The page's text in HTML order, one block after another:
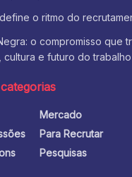
o ritmo do
o compromisso que
cultura e futuro do trabalho
Mercado
Para Recrutar
Pesquisas